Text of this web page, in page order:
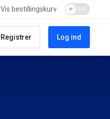
Vis bestillingskurv
Registrer Log ind